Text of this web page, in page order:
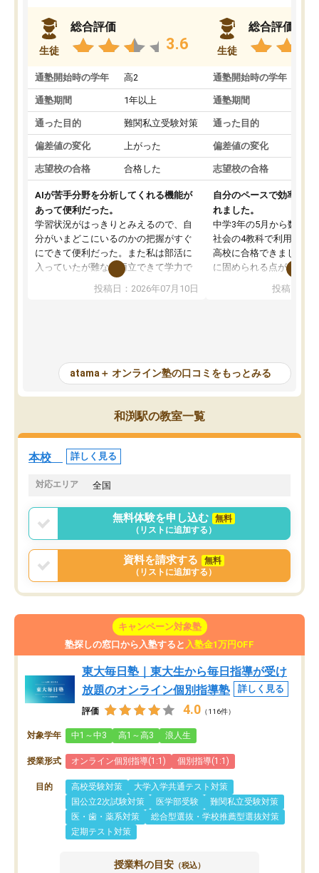
生徒
総合評価
3.6
通塾開始時の学年 高2
通塾期間 1年以上
通った目的 難関私立受験対策
偏差値の変化 上がった
志望校の合格 合格した
AIが苦手分野を分析してくれる機能が
あって便利だった。
学習状況がはっきりとみえるので、自
分がいまどこにいるのかの把握がすぐ
にできて便利だった。また私は部活に
入っていたが難なく両立できて学力で
も部活でも結果を残すことができてよ
かった。また問題演習の際に、自分が
が、自分で自分の管理ができない人に
とっては難しい部分もあるのではない
かと思った。
投稿日：2026年07月10日
生徒
総合評価
通塾開始時の学年
通塾期間
通った目的
偏差値の変化
志望校の合格
自分のペースで効率よく
れました。
中学3年の5月から数学・
社会の4教科で利用し、
高校に合格できました。
に固められる点が魅力で
項目のおかげで、手軽
元数が可視化されるので
しながら意欲的に取り組
常に効果を実感している
すめできる塾です。
投稿日：
atama＋ オンライン塾の口コミをもっとみる
和渕駅の教室一覧
本校 詳しく見る
対応エリア 全国
無料体験を申し込む
無料
（リストに追加する）
資料を請求する
無料
（リストに追加する）
キャンペーン対象塾
塾探しの窓口から入塾すると 入塾金1万円OFF
東大毎日塾｜東大生から毎日指導が受け
放題のオンライン個別指導塾
詳しく見る
評価 4.0 （116件）
対象学年 中1～中3 高1～高3 浪人生
授業形式 オンライン個別指導(1:1) 個別指導(1:1)
目的 高校受験対策
大学入学共通テスト対策
国公立2次試験対策
医学部受験
難関私立受験対策
医・歯・薬系対策
総合型選抜・学校推薦型選抜対策
定期テスト対策
授業料の目安 （税込）